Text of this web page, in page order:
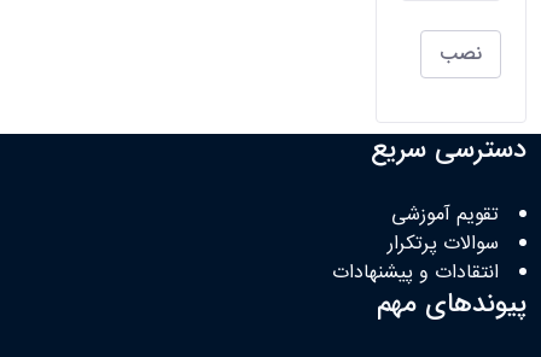
نصب
دسترسی سریع
تقویم آموزشی
سوالات پرتکرار
انتقادات و پیشنهادات
پیوندهای مهم